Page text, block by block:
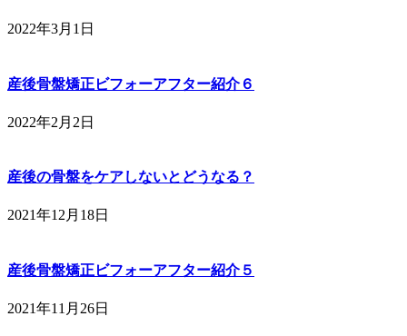
2022年3月1日
産後骨盤矯正ビフォーアフター紹介６
2022年2月2日
産後の骨盤をケアしないとどうなる？
2021年12月18日
産後骨盤矯正ビフォーアフター紹介５
2021年11月26日